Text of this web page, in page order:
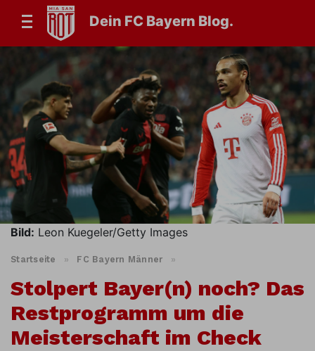
Dein FC Bayern Blog.
Bild: Leon Kuegeler/Getty Images
Startseite » FC Bayern Männer »
Stolpert Bayer(n) noch? Das
Restprogramm um die
Meisterschaft im Check